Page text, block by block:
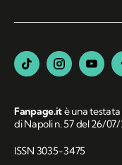
Fanpage.itè una
di Napoli n. 57 del 26/07/
ISSN 3035-3475